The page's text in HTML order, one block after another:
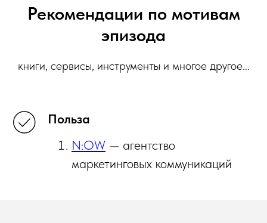
Рекомендации по мотивам
эпизода
книги, сервисы, инструменты и многое другое...
Польза
N:OW — агентство
маркетинговых коммуникаций